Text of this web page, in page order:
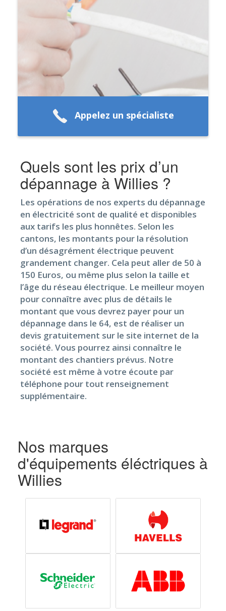
Appelez un spécialiste
Quels sont les prix d’un
dépannage à Willies ?
Les opérations de nos experts du dépannage
en électricité sont de qualité et disponibles
aux tarifs les plus honnêtes. Selon les
cantons, les montants pour la résolution
d’un désagrément électrique peuvent
grandement changer. Cela peut aller de 50 à
150 Euros, ou même plus selon la taille et
l’âge du réseau électrique. Le meilleur moyen
pour connaître avec plus de détails le
montant que vous devrez payer pour un
dépannage dans le 64, est de réaliser un
devis gratuitement sur le site internet de la
société. Vous pourrez ainsi connaître le
montant des chantiers prévus. Notre
société est même à votre écoute par
téléphone pour tout renseignement
supplémentaire.
Nos marques
d'équipements éléctriques à
Willies